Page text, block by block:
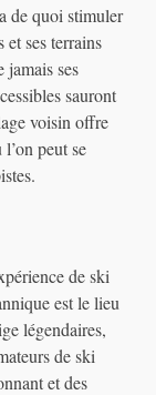
de quoi stimuler
et ses terrains
jamais ses
sauront
voisin offre
peut se
de ski
est le lieu
légendaires,
de ski
et des